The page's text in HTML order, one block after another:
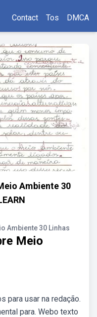
Contact Tos DMCA
Ambiente 30
Ambiente 30 Linhas
Meio
para usar na redação.
para. Webo texto